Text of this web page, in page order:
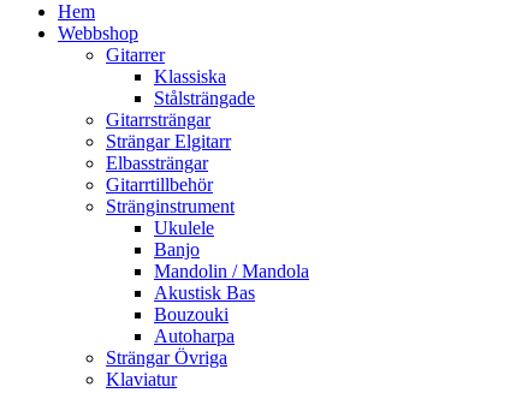
Hem
Webbshop
Gitarrer
Klassiska
Stålsträngade
Gitarrsträngar
Strängar Elgitarr
Elbassträngar
Gitarrtillbehör
Stränginstrument
Ukulele
Banjo
Mandolin / Mandola
Akustisk Bas
Bouzouki
Autoharpa
Strängar Övriga
Klaviatur